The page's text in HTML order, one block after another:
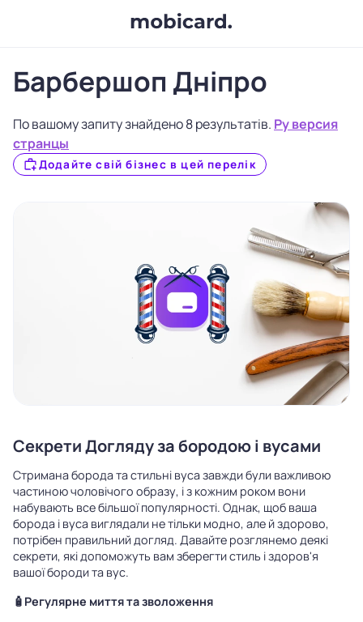
Барбершоп Дніпро
По вашому запиту знайдено 8 результатів. Ру версия
странцы
Додайте свій бізнес в цей перелік
Секрети Догляду за бородою і вусами
Стримана борода та стильні вуса завжди були важливою
частиною чоловічого образу, і з кожним роком вони
набувають все більшої популярності. Однак, щоб ваша
борода і вуса виглядали не тільки модно, але й здорово,
потрібен правильний догляд. Давайте розглянемо деякі
секрети, які допоможуть вам зберегти стиль і здоров'я
вашої бороди та вус.
🧴Регулярне миття та зволоження